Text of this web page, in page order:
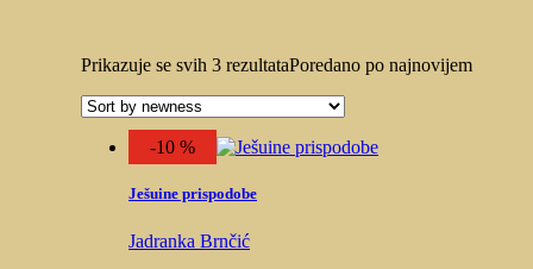
Prikazuje se svih 3 rezultataPoredano po najnovijem
-10 %
Ješuine prispodobe
Jadranka Brnčić